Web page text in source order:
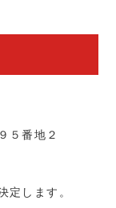
５番地２
定します。